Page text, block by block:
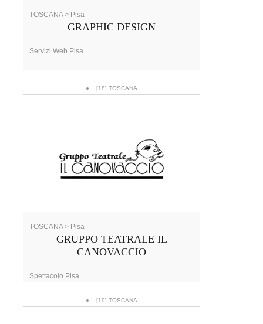
TOSCANA > Pisa
GRAPHIC DESIGN
Servizi Web Pisa
[18] TOSCANA
TOSCANA > Pisa
GRUPPO TEATRALE IL
CANOVACCIO
Spettacolo Pisa
[19] TOSCANA